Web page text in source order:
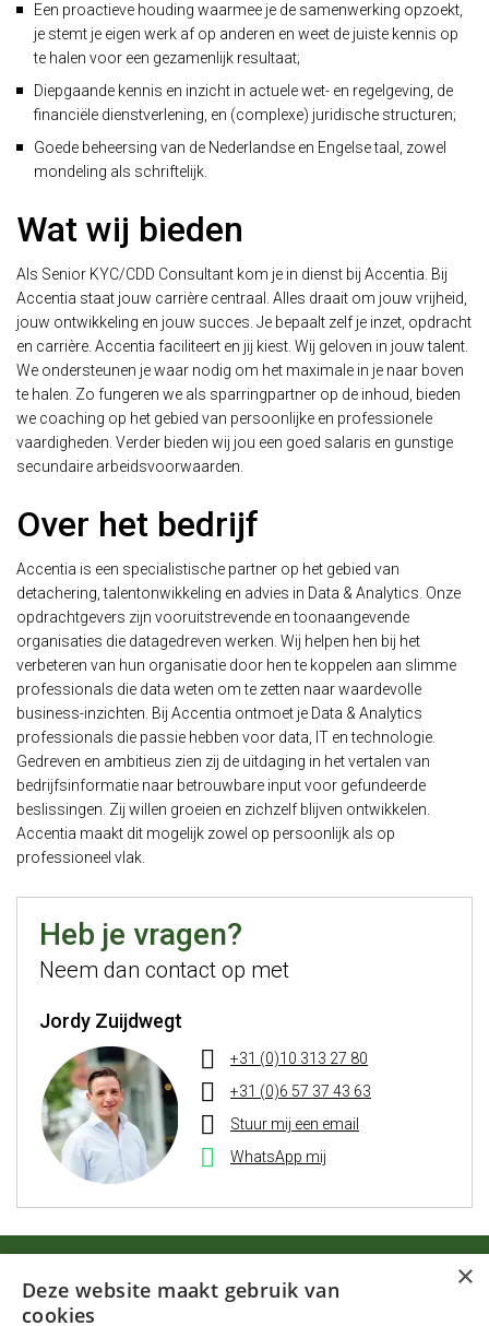
Een proactieve houding waarmee je de samenwerking opzoekt,
je stemt je eigen werk af op anderen en weet de juiste kennis op
te halen voor een gezamenlijk resultaat;
Diepgaande kennis en inzicht in actuele wet- en regelgeving, de
financiële dienstverlening, en (complexe) juridische structuren;
Goede beheersing van de Nederlandse en Engelse taal, zowel
mondeling als schriftelijk.
Wat wij bieden
Als Senior KYC/CDD Consultant kom je in dienst bij Accentia. Bij
Accentia staat jouw carrière centraal. Alles draait om jouw vrijheid,
jouw ontwikkeling en jouw succes. Je bepaalt zelf je inzet, opdracht
en carrière. Accentia faciliteert en jij kiest. Wij geloven in jouw talent.
We ondersteunen je waar nodig om het maximale in je naar boven
te halen. Zo fungeren we als sparringpartner op de inhoud, bieden
we coaching op het gebied van persoonlijke en professionele
vaardigheden. Verder bieden wij jou een goed salaris en gunstige
secundaire arbeidsvoorwaarden.
Over het bedrijf
Accentia is een specialistische partner op het gebied van
detachering, talentonwikkeling en advies in Data & Analytics. Onze
opdrachtgevers zijn vooruitstrevende en toonaangevende
organisaties die datagedreven werken. Wij helpen hen bij het
verbeteren van hun organisatie door hen te koppelen aan slimme
professionals die data weten om te zetten naar waardevolle
business-inzichten. Bij Accentia ontmoet je Data & Analytics
professionals die passie hebben voor data, IT en technologie.
Gedreven en ambitieus zien zij de uitdaging in het vertalen van
bedrijfsinformatie naar betrouwbare input voor gefundeerde
beslissingen. Zij willen groeien en zichzelf blijven ontwikkelen.
Accentia maakt dit mogelijk zowel op persoonlijk als op
professioneel vlak.
Heb je vragen?
Neem dan contact op met
Jordy Zuijdwegt
+31 (0)10 313 27 80
+31 (0)6 57 37 43 63
Stuur mij een email
WhatsApp mij
Start jouw sollicitatie nu ×
Deze website maakt gebruik van
cookies